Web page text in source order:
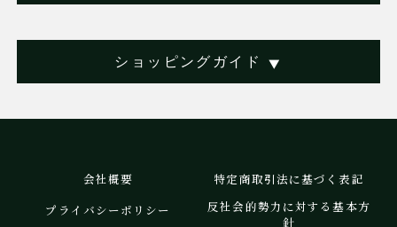
ショッピングガイド ▼
会社概要
特定商取引法に基づく表記
プライバシーポリシー
反社会的勢力に対する基本方
針